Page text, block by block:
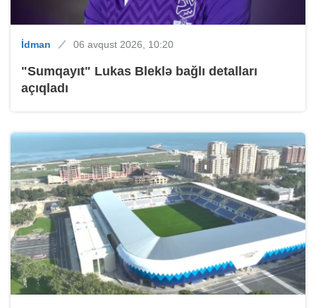
İdman 06 avqust 2026, 10:20
"Sumqayıt" Lukas Bleklə bağlı detalları
açıqladı